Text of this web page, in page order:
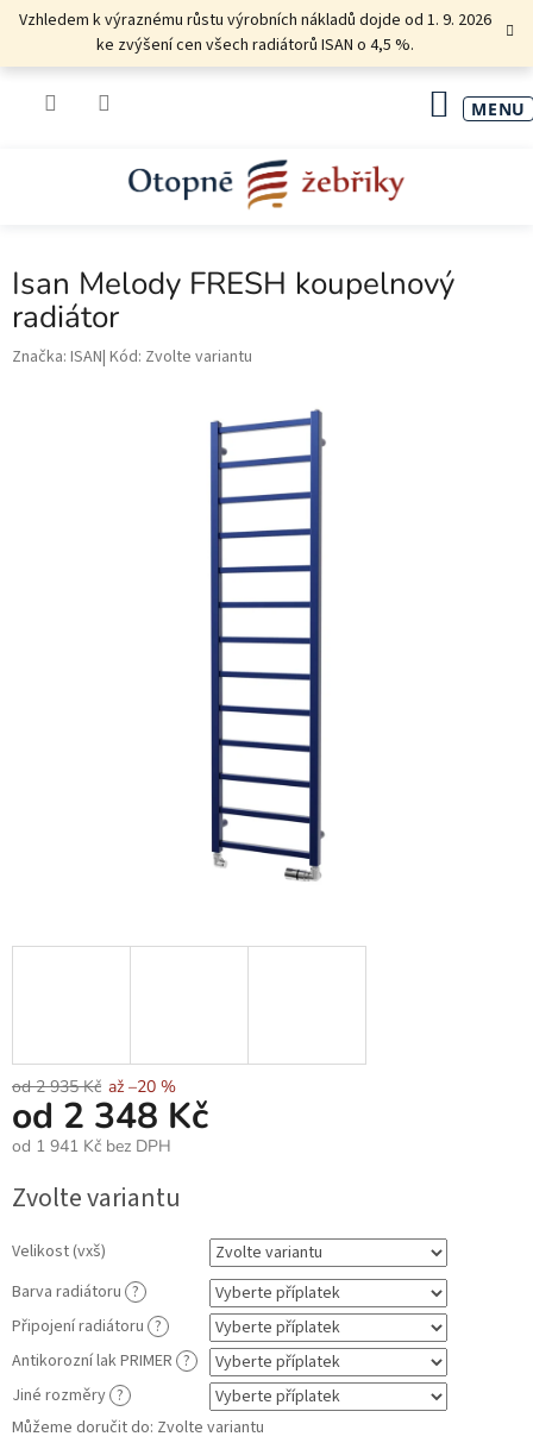
PřejítVzhledem k výraznému růstu výrobních nákladů dojde od 1. 9. 2026
ke zvýšení cen všech radiátorů ISAN o 4,5 %.
Isan Melody FRESH koupelnový
radiátor
Značka: ISAN Kód: Zvolte variantu
od 2 935 Kč až –20 %
od 2 348 Kč
od 1 941 Kč bez DPH
cena:
Zvolte variantu
Velikost (vxš)
Barva radiátoru ?
Připojení radiátoru ?
Antikorozní lak PRIMER ?
Jiné rozměry ?
Můžeme doručit do: Zvolte variantu